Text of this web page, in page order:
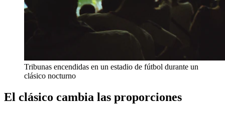
Tribunas encendidas en un estadio de fútbol durante un
clásico nocturno
El clásico cambia las proporciones